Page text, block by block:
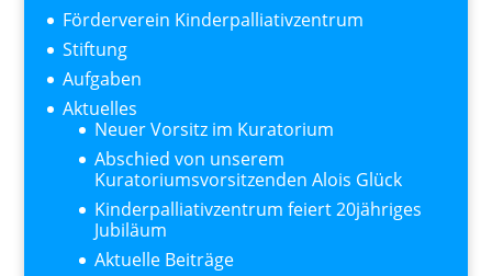
Förderverein Kinderpalliativzentrum
Stiftung
Aufgaben
Aktuelles
Neuer Vorsitz im Kuratorium
Abschied von unserem
Kuratoriumsvorsitzenden Alois Glück
Kinderpalliativzentrum feiert 20jähriges
Jubiläum
Aktuelle Beiträge